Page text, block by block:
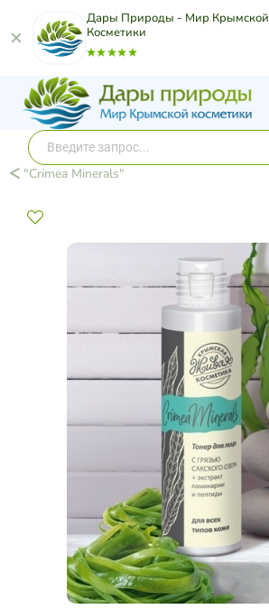
Дары Природы - Мир Крымской
Косметики
"Crimea Minerals"